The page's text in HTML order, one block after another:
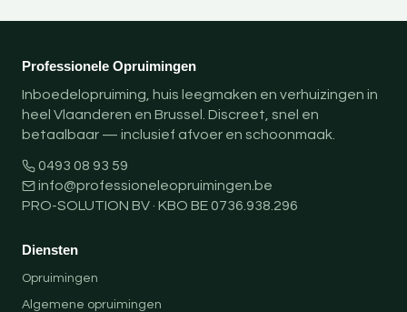
Professionele Opruimingen
Inboedelopruiming, huis leegmaken en verhuizingen in
heel Vlaanderen en Brussel. Discreet, snel en
betaalbaar — inclusief afvoer en schoonmaak.
0493 08 93 59
info@professioneleopruimingen.be
PRO-SOLUTION BV · KBO BE 0736.938.296
Diensten
Opruimingen
Algemene opruimingen